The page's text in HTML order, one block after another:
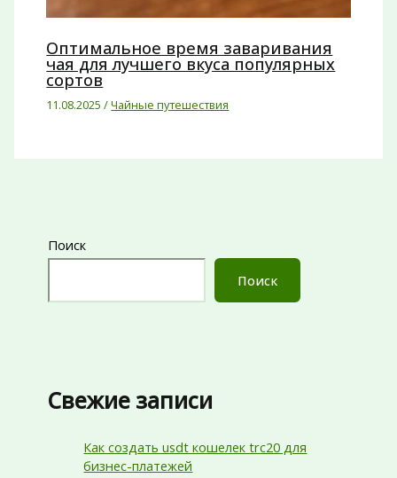
Оптимальное время заваривания
чая для лучшего вкуса популярных
сортов
11.08.2025/Чайные путешествия
Поиск
Поиск
Свежие записи
Как создать usdt кошелек trc20 для
бизнес-платежей